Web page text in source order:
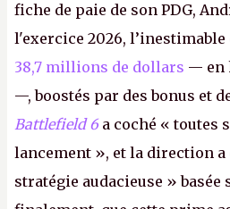
fiche de paie de son PDG,
l'exercice 2026,
38,7 millions de dollars — en
—, boostés par des bonus et
Battlefield 6 a coché « toutes
lancement », et la direction a
stratégie audacieuse »